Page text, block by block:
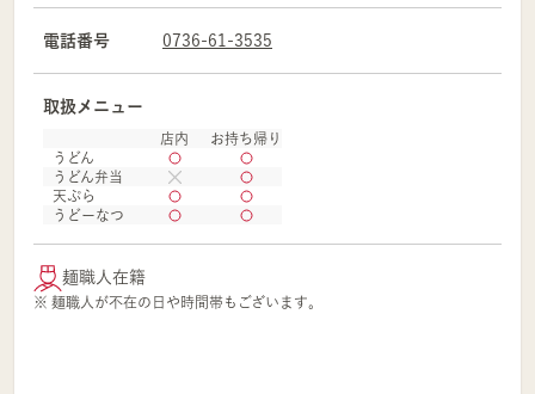
電話番号 0736-61-3535
取扱メニュー
店内
お持ち帰り
うどん
うどん弁当
天ぷら
うどーなつ
麺職人在籍
※ 麺職人が不在の日や時間帯もございます。